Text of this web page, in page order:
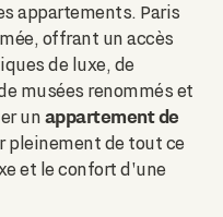
appartements. Paris
offrant un accès
de luxe, de
musées renommés et
unappartement de
pleinement de tout ce
et le confort d'une